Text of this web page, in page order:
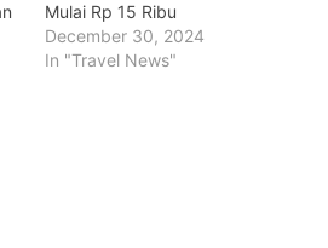
Mulai Rp 15 Ribu
December 30, 2024
In "Travel News"